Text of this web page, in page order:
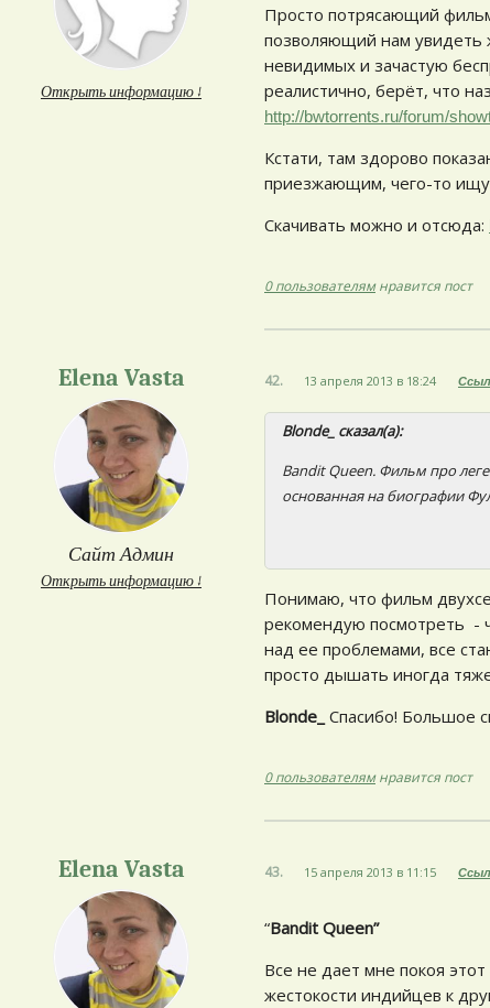
Открыть информацию ↓
Просто потрясающий
позволяющий нам увидеть
невидимых и зачастую
реалистично, берёт, что
http://bwtorrents.ru/forum/
Кстати, там здорово
приезжающим, чего-то
Скачивать можно и отсюда:
0 пользователямнравится пост
Elena Vasta
Сайт Админ
Открыть информацию ↓
42. 13 апреля 2013 в 18:24
Blonde_ сказал(а):
Bandit Queen. Фильм про
основанная на биографии
Понимаю, что фильм
рекомендую посмотреть -
над ее проблемами, все
просто дышать иногда
Blonde_ Спасибо! Большое
0 пользователямнравится пост
Elena Vasta 43. 15 апреля 2013 в 11:15
“Bandit Queen”
Все не дает мне покоя
жестокости индийцев к